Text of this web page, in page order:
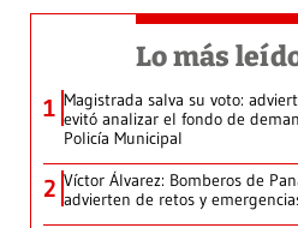
Lo más
1 Magistrada salva su voto:
evitó analizar el fondo de
Policía Municipal
2 Víctor Álvarez: Bomberos de
advierten de retos y